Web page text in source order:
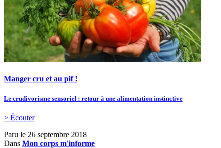
Manger cru et au pif !
Le crudivorisme sensoriel : retour à une alimentation instinctive
> Écouter
Paru le 26 septembre 2018
Dans Mon corps m'informe